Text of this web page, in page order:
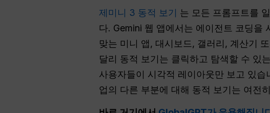
제미니 3 동적 보기 는 모든 프롬프트를
다. Gemini 웹 앱에서는 에이전트 코딩
맞는 미니 앱, 대시보드, 갤러리, 계산기
달리 동적 보기는 클릭하고 탐색할 수 있
사용자들이 시각적 레이아웃만 보고 있
업의 다른 부분에 대해 동적 보기는 여전